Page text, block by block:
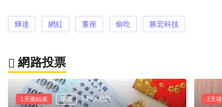
輝達 網紅 董座 偷吃 勝宏科技
網路投票
1天後結束 單選 3.2K人已投 2天